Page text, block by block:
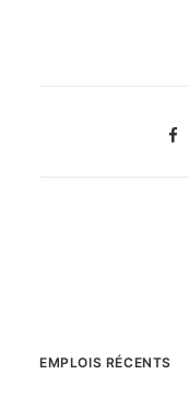
EMPLOIS RÉCENTS